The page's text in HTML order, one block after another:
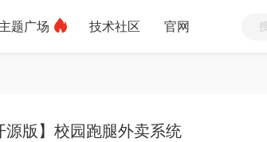
主题广场 技术社区 官网
源版】校园跑腿外卖系统